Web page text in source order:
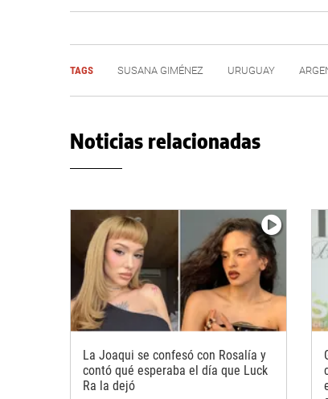
TAGS SUSANA GIMÉNEZ URUGUAY
Noticias relacionadas
La Joaqui se confesó con Rosalía y
contó qué esperaba el día que Luck
Ra la dejó